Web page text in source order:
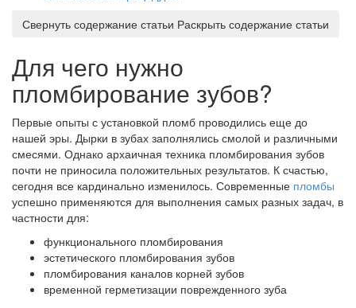
Свернуть содержание статьи Раскрыть содержание статьи
Для чего нужно
пломбирование зубов?
Первые опыты с установкой пломб проводились еще до
нашей эры. Дырки в зубах заполнялись смолой и различными
смесями. Однако архаичная техника пломбирования зубов
почти не приносила положительных результатов. К счастью,
сегодня все кардинально изменилось. Современные пломбы
успешно применяются для выполнения самых разных задач, в
частности для:
функционального пломбирования
эстетического пломбирования зубов
пломбирования каналов корней зубов
временной герметизации поврежденного зуба